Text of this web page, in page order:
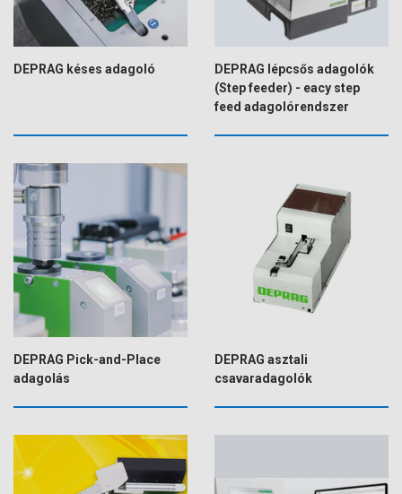
DEPRAG késes adagoló
DEPRAG lépcsős adagolók
(Step feeder) - eacy step
feed adagolórendszer
DEPRAG Pick-and-Place
adagolás
DEPRAG asztali
csavaradagolók